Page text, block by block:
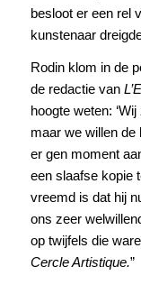
besloot er een rel
kunstenaar
Rodin klom in de
de redactie van
hoogte weten:
maar we willen de
er gen moment
een slaafse kopie
vreemd is dat hij
ons zeer
op twijfels die
Cercle Artistique.”